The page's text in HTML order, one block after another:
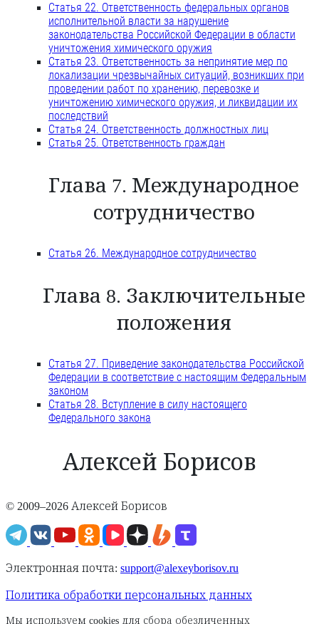
Статья 22. Ответственность федеральных органов
исполнительной власти за нарушение
законодательства Российской Федерации в области
уничтожения химического оружия
Статья 23. Ответственность за непринятие мер по
локализации чрезвычайных ситуаций, возникших при
проведении работ по хранению, перевозке и
уничтожению химического оружия, и ликвидации их
последствий
Статья 24. Ответственность должностных лиц
Статья 25. Ответственность граждан
Глава 7. Международное
сотрудничество
Статья 26. Международное сотрудничество
Глава 8. Заключительные
положения
Статья 27. Приведение законодательства Российской
Федерации в соответствие с настоящим Федеральным
законом
Статья 28. Вступление в силу настоящего
Федерального закона
Алексей Борисов
© 2009–2026 Алексей Борисов
Электронная почта: support@alexeyborisov.ru
Политика обработки персональных данных
Мы используем cookies для сбора обезличенных